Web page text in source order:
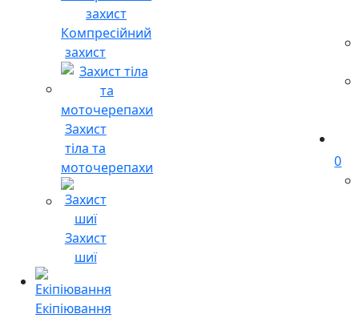
Компресійний
захист
Захист
тіла та
моточерепахи
Захист
шиї
Екіпіювання
0